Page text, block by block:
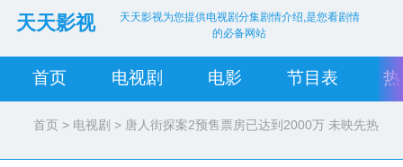
天天影视
天天影视为您提供电视剧分集剧情介绍,是您看剧情
的必备网站
首页 电视剧 电影 节目表
首页 > 电视剧 > 唐人街探案2预售票房已达到2000万 未映先热